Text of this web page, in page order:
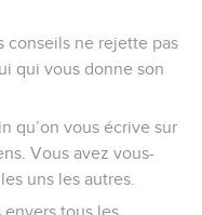
conseils ne rejette pas
qui vous donne son
qu’on vous écrive sur
Vous avez vous-
uns les autres.
envers tous les